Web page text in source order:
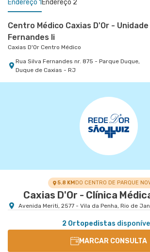
Endereço 1 Endereço 2
Centro Médico Caxias D'Or - Unidade
Fernandes Ii
Caxias D'Or Centro Médico
Rua Silva Fernandes nr. 875 - Parque Duque,
Duque de Caxias - RJ
Centro Medico Norte D'Or- Unidade
Rua Carolina Machado nr. 38 - Cascadura, Rio de
5.8 KMDO CENTRO DE PARQUE
Caxias D'Or - Clínica
Avenida Meriti, 2577 - Vila da Penha, Rio de
2 Ortopedistas
MARCAR CONSULTA